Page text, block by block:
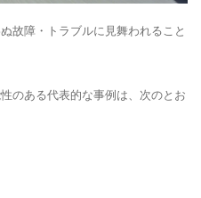
故障・トラブルに見舞われること
のある代表的な事例は、次のとお